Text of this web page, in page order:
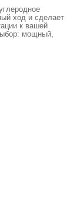
ход и сделает
к вашей
мощный,